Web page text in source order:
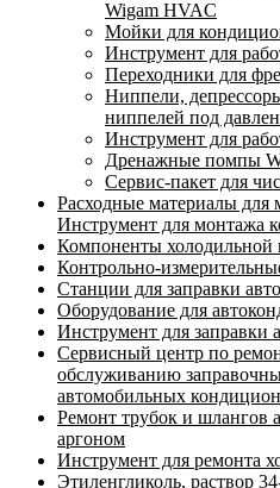
Wigam HVAC
Мойки для
Инструмент для
Переходники для
Ниппели,
ниппелей под
Инструмент для
Дренажные помпы
Сервис-пакет для
Расходные материалы для
Инструмент для монтажа
Компоненты холодильной
Контрольно-
Станции для заправки
Оборудование для
Инструмент для заправки
Сервисный центр по
обслуживанию
автомобильных
Ремонт трубок и шлангов
аргоном
Инструмент для ремонта
Этиленгликоль, раствор